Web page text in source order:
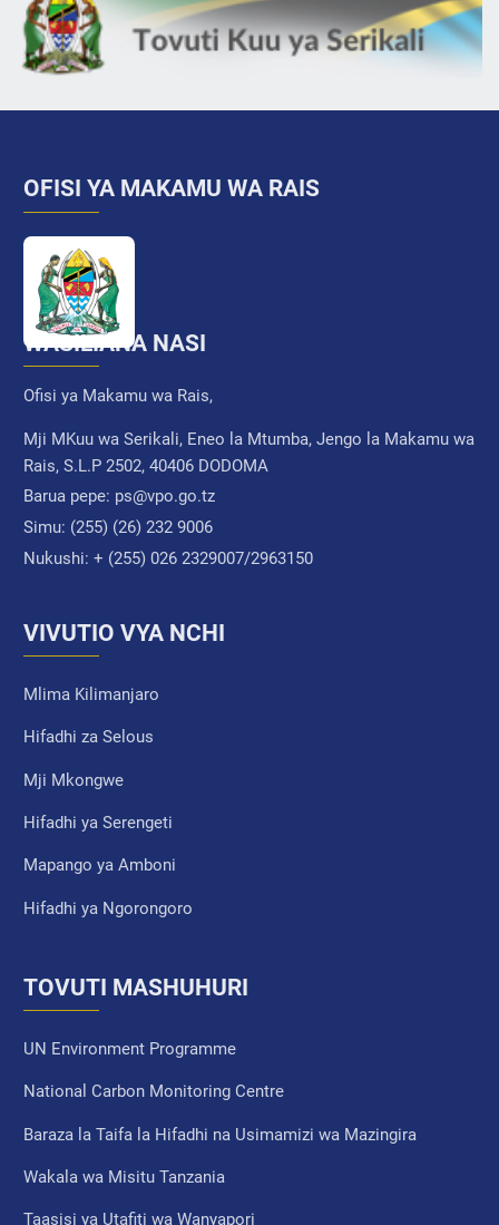
OFISI YA MAKAMU WA RAIS
WASILIANA NASI
Ofisi ya Makamu wa Rais,
Mji MKuu wa Serikali, Eneo la Mtumba, Jengo la Makamu wa
Rais, S.L.P 2502, 40406 DODOMA
Barua pepe: ps@vpo.go.tz
Simu: (255) (26) 232 9006
Nukushi: + (255) 026 2329007/2963150
VIVUTIO VYA NCHI
Mlima Kilimanjaro
Hifadhi za Selous
Mji Mkongwe
Hifadhi ya Serengeti
Mapango ya Amboni
Hifadhi ya Ngorongoro
TOVUTI MASHUHURI
UN Environment Programme
National Carbon Monitoring Centre
Baraza la Taifa la Hifadhi na Usimamizi wa Mazingira
Wakala wa Misitu Tanzania
Taasisi ya Utafiti wa Wanyapori